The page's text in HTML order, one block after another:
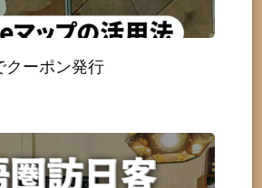
ーポン発行